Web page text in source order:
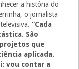
a história do
o jornalista
“Cada
São
que
aplicada.
vou contar a